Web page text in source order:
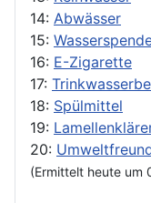
14: Abwässer
15:
16: E-Zigarette
17:
18: Spülmittel
19:
20:
(Ermittelt heute um